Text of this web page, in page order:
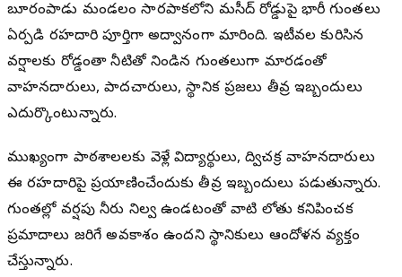
బూర్గంపాడు మండలం సారపాకలోని మసీద్ రోడ్డుపై భారీ గుంతలు
ఏర్పడి రహదారి పూర్తిగా అద్వానంగా మారింది. ఇటీవల కురిసిన
వర్షాలకు రోడ్డంతా నీటితో నిండిన గుంతలుగా మారడంతో
వాహనదారులు, పాదచారులు, స్థానిక ప్రజలు తీవ్ర ఇబ్బందులు
ఎదుర్కొంటున్నారు.
ముఖ్యంగా పాఠశాలలకు వెళ్లే విద్యార్థులు, ద్విచక్ర వాహనదారులు
ఈ రహదారిపై ప్రయాణించేందుకు తీవ్ర ఇబ్బందులు పడుతున్నారు.
గుంతల్లో వర్షపు నీరు నిల్వ ఉండటంతో వాటి లోతు కనిపించక
ప్రమాదాలు జరిగే అవకాశం ఉందని స్థానికులు ఆందోళన వ్యక్తం
చేస్తున్నారు.